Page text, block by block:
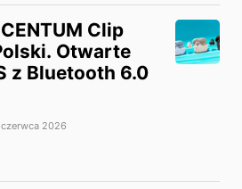
Clip
Otwarte
z Bluetooth 6.0
2026